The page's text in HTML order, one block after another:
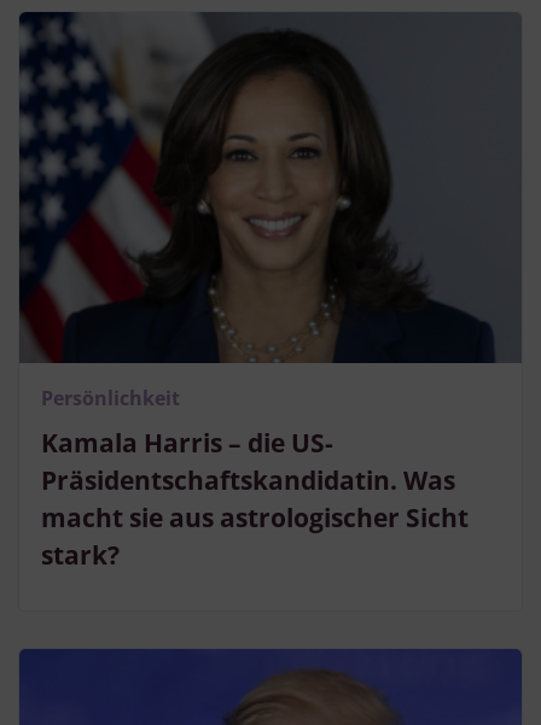
Kamala Harris – die US-
Präsidentschaftskandidatin. Was
macht sie aus astrologischer Sicht
stark?
Persönlichkeit